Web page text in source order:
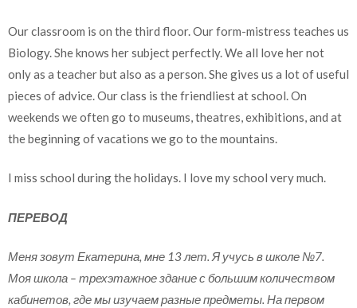
Our classroom is on the third floor. Our form-mistress teaches us
Biology. She knows her subject perfectly. We all love her not
only as a teacher but also as a person. She gives us a lot of useful
pieces of advice. Our class is the friendliest at school. On
weekends we often go to museums, theatres, exhibitions, and at
the beginning of vacations we go to the mountains.
I miss school during the holidays. I love my school very much.
ПЕРЕВОД
Меня зовут Екатерина, мне 13 лет. Я учусь в школе №7.
Моя школа – трехэтажное здание с большим количеством
кабинетов, где мы изучаем разные предметы. На первом